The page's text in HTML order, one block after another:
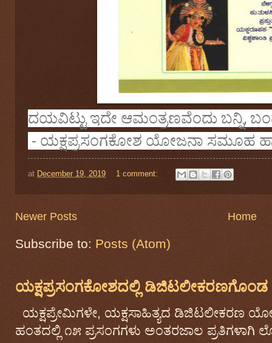
ದಯವಿಟ್ಟು ಇದೇ ಆಮಂತ್ರಣವೆಂದು ಬನ್ನಿ,
- ಯಕ್ಷಪ್ರಸಂಗಕೋಶ ಯೋಜನಾ ಸಮೂಹ
at December 19, 2019 1 comment:
Newer Posts Home
Subscribe to: Posts (Atom)
ಯಕ್ಷಪ್ರಸಂಗಕೋಶದಲ್ಲಿ ಡಿಜಿಟಲೀಕರಣಗೊಂಡ
ಯಕ್ಷಪ್ರೇಮಿಗಳೇ, ಯಕ್ಷಸಾಹಿತ್ಯದ ಡಿಜಿಟಲೀಕರಣ
ಹಂತದಲ್ಲಿ ೧೫ ಪ್ರಸಂಗಗಳು ಅಂತರಜಾಲ